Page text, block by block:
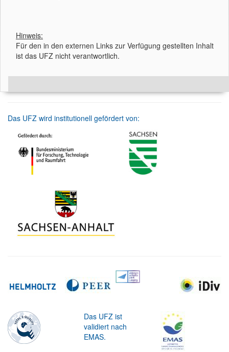
Hinweis:
Für den in den externen Links zur Verfügung gestellten Inhalt
ist das UFZ nicht verantwortlich.
Das UFZ wird institutionell gefördert von:
Das UFZ ist
validiert nach
EMAS.